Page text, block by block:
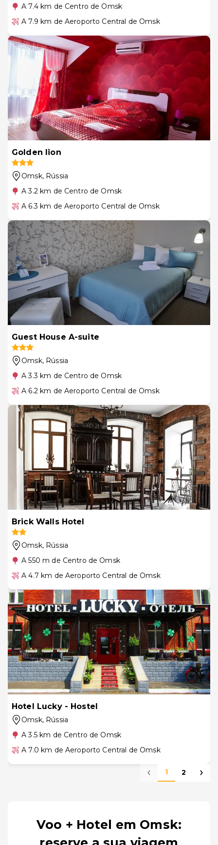
A 7.4 km de Centro de Omsk
A 7.9 km de Aeroporto Central de Omsk
Golden lion
Omsk, Rússia
A 3.2 km de Centro de Omsk
A 6.3 km de Aeroporto Central de Omsk
Guest House A-suite
Omsk, Rússia
A 3.3 km de Centro de Omsk
A 6.2 km de Aeroporto Central de Omsk
Brick Walls Hotel
Omsk, Rússia
A 550 m de Centro de Omsk
A 4.7 km de Aeroporto Central de Omsk
Hotel Lucky - Hostel
Omsk, Rússia
A 3.5 km de Centro de Omsk
A 7.0 km de Aeroporto Central de Omsk
1 2
Voo + Hotel em Omsk: